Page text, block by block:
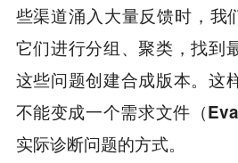
些渠道涌入大量反馈时，我
它们进行分组、聚类，找到
这些问题创建合成版本。这
不能变成一个需求文件（
实际诊断问题的方式。